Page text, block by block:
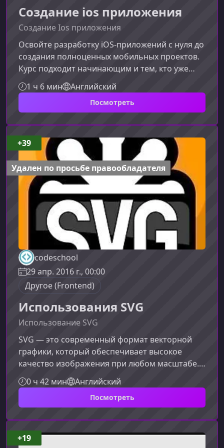
Создание ios приложения
Создание Ios приложения
Освойте разработку iOS‑приложений с нуля до
создания полноценных мобильных проектов.
Курс подходит начинающим и тем, кто уже
пробовал Swift, но хочет получить
структурированное обучение, практику и
уверенные навыки разработки под iOS.О
курсеКурс последовательно проведёт вас
через все этапы создания мобильных
приложений для iPhone и iPad. Вы освоите
работу в Xcode, изучите Swift, научитесь
создавать интерфейсы на UIKit и SwiftUI,
разберётесь с нав
1 ч 6 мин Английский
Посмотреть
codeschool
29 апр. 2016 г., 00:00
Другое (Frontend)
Использования SVG
Использование SVG
SVG — это современный формат векторной
графики, который обеспечивает высокое
качество изображения при любом масштабе.
В этом курсе вы узнаете, как эффективно
использовать SVG для иконок, иллюстраций и
декоративных элементов на сайте.Что такое
Graphics) — это формат графики на основе
XML, который позволяет отображать четкие
0 ч 42 мин Английский
Посмотреть
+39
Удален по просьбе правообладателя
+19